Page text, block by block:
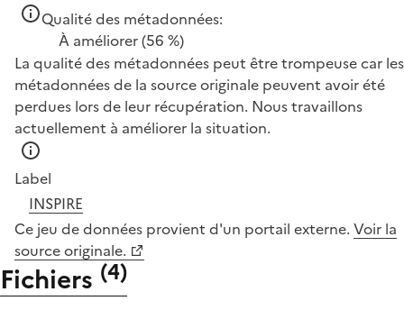
Qualité des métadonnées:
À améliorer(56 %)
La qualité des métadonnées peut être trompeuse car les
métadonnées de la source originale peuvent avoir été
perdues lors de leur récupération. Nous travaillons
actuellement à améliorer la situation.
Label
INSPIRE
Ce jeu de données provient d'un portail externe. Voir la
source originale.
Fichiers (4)